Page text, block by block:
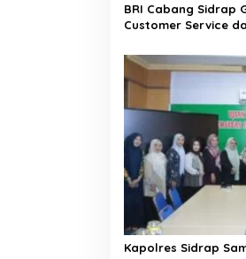
BRI Cabang Sidrap
Customer Service
Kapolres Sidrap